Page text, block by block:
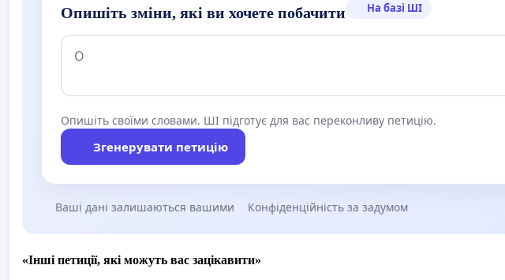
Опишіть зміни, які ви хочете побачити На базі ШІ
Опишіть своїми словами. ШІ підготує для вас переконливу петицію.
Згенерувати петицію
Ваші дані залишаються вашими Конфіденційність за задумом
«Інші петиції, які можуть вас зацікавити»